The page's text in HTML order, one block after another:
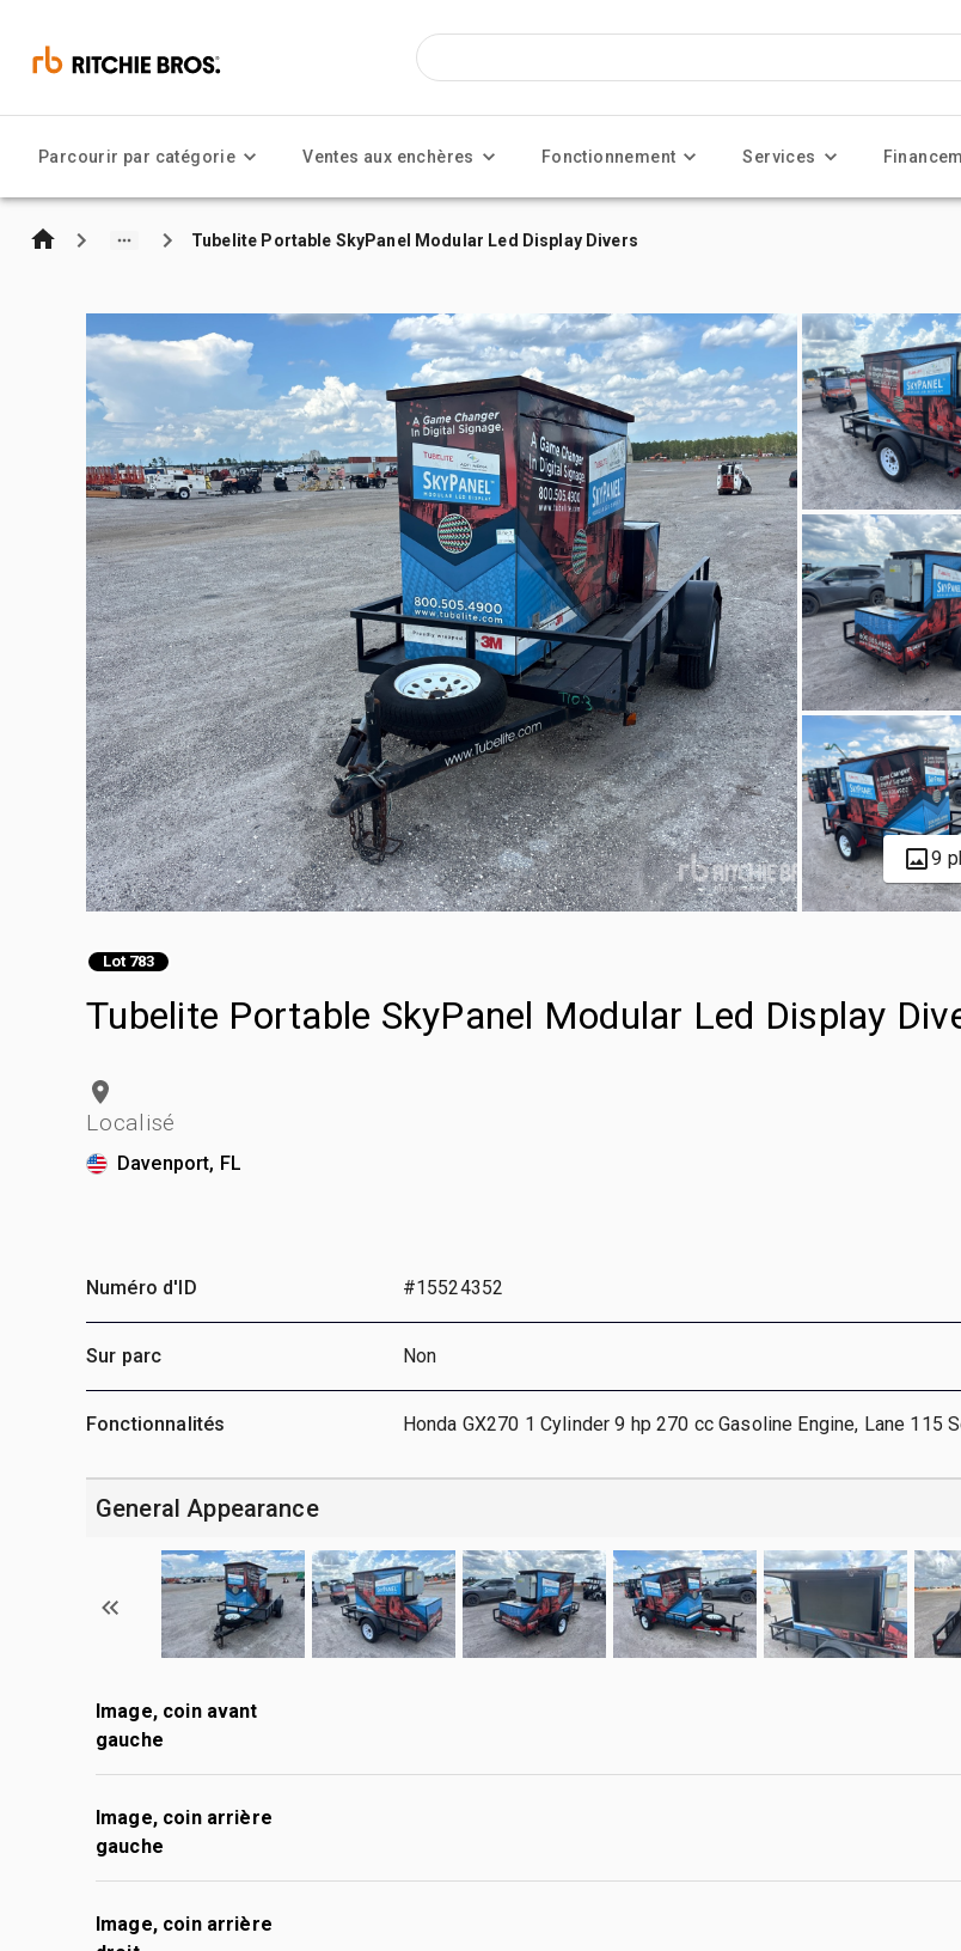
Parcourir par catégorie Ventes aux enchères Fonctionnement Services
Tubelite Portable SkyPanel Modular Led Display Divers
9
Lot 783
Tubelite Portable SkyPanel Modular Led Display
Localisé
Davenport, FL
Numéro d'ID #15524352
Sur parc Non
Fonctionnalités Honda GX270 1 Cylinder 9 hp 270 cc Gasoline Engine, Lane 115
General Appearance
Image, coin avant
gauche
Image, coin arrière
gauche
Image, coin arrière